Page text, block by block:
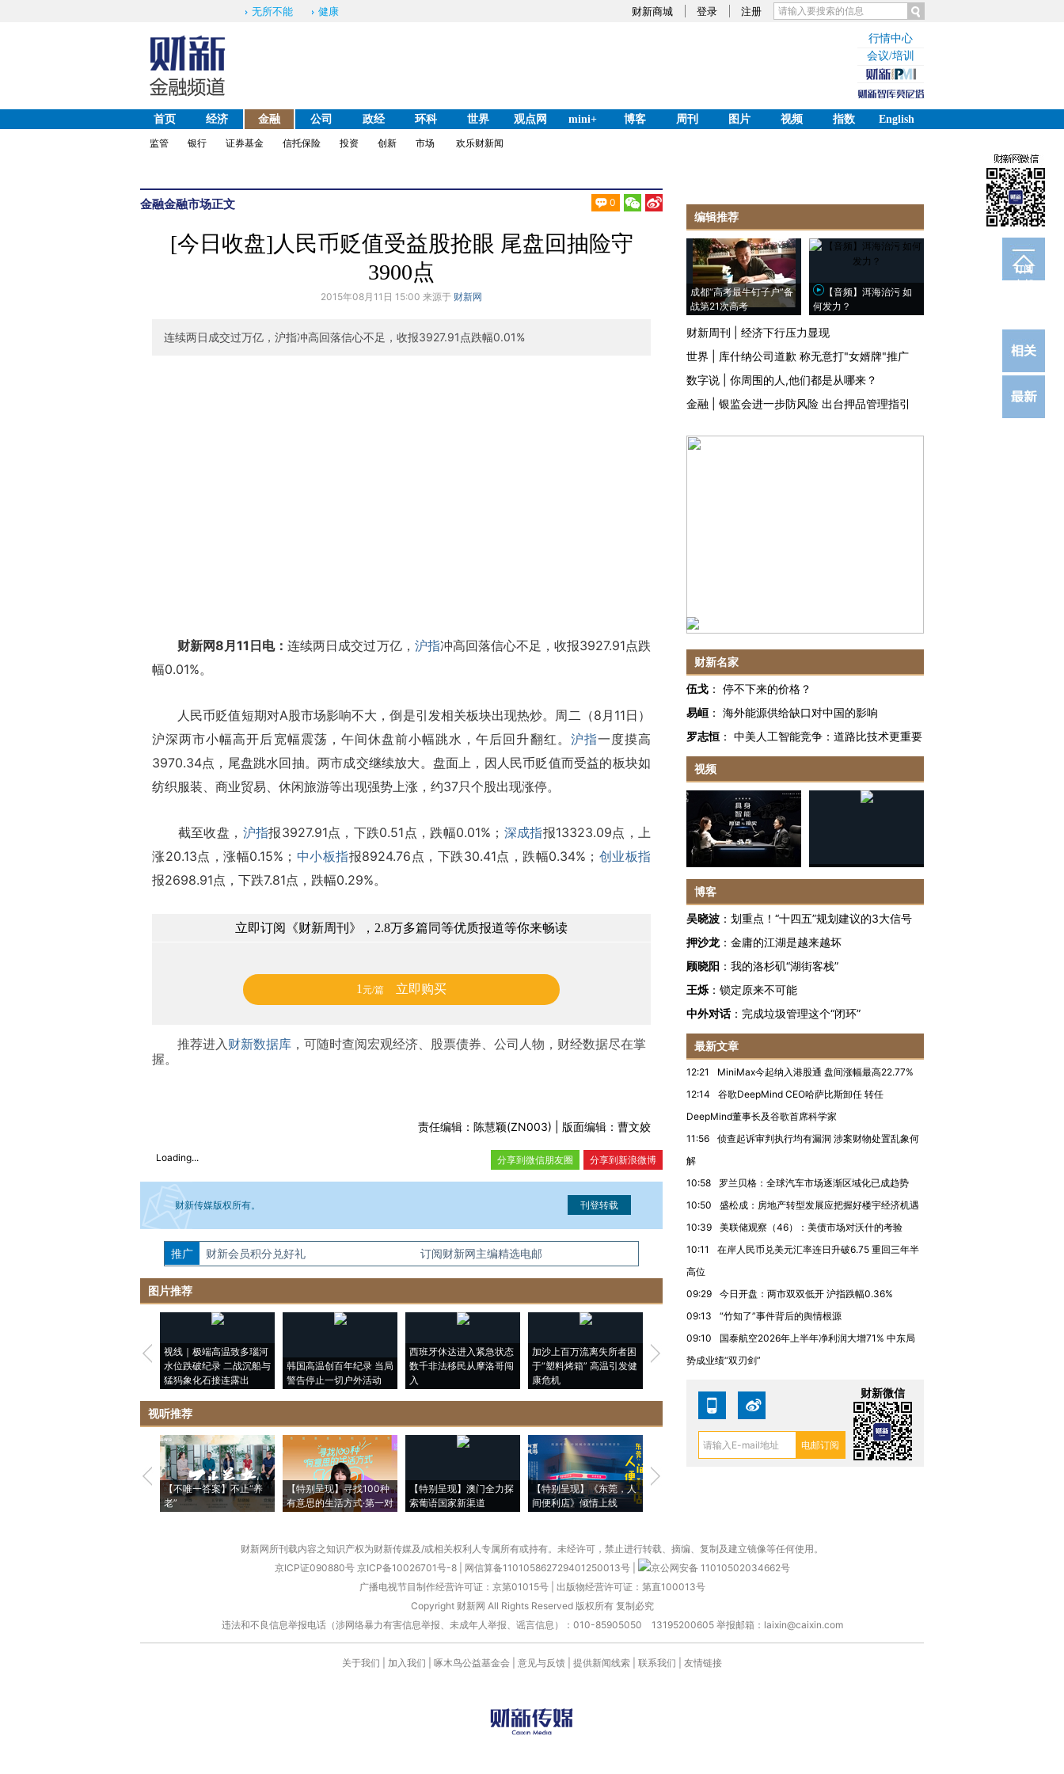
财新商城 登录 注册
无所不能 健康
行情中心
会议/培训
首页 经济 金融 公司 政经 环科 世界 观点网 mini+ 博客 周刊 图片 视频 指数
English
监管
银行 证券基金 信托保险 投资 创新 市场 欢乐财新闻
金融金融市场正文 0
订阅
电邮
[今日收盘]人民币贬值受益股抢眼 尾盘回抽险守
3900点
2015年08月11日 15:00 来源于 财新网
连续两日成交过万亿，沪指冲高回落信心不足，收报3927.91点跌幅0.01%
财新网8月11日电：连续两日成交过万亿， 沪指冲高回落信心不足，收报3927.91点跌
幅0.01%。
人民币贬值短期对A股市场影响不大，倒是引发相关板块出现热炒。周二（8月11日）
沪深两市小幅高开后宽幅震荡，午间休盘前小幅跳水，午后回升翻红。 沪指一度摸高
3970.34点，尾盘跳水回抽。两市成交继续放大。盘面上，因人民币贬值而受益的板块如
纺织服装、商业贸易、休闲旅游等出现强势上涨，约37只个股出现涨停。
截至收盘， 沪指报3927.91点，下跌0.51点，跌幅0.01%； 深成指报13323.09点，上
涨20.13点，涨幅0.15%； 中小板指报8924.76点，下跌30.41点，跌幅0.34%； 创业板指
报2698.91点，下跌7.81点，跌幅0.29%。
立即订阅《财新周刊》，2.8万多篇同等优质报道等你来畅读
1 元/篇 立即购买
推荐进入财新数据库 ，可随时查阅宏观经济、股票债券、公司人物，财经数据尽在掌
握。
责任编辑：陈慧颖(ZN003) | 版面编辑：曹文姣
Loading... 分享到新浪微博
分享到微信朋友圈
财新传媒版权所有。
如需刊登转载请点击右侧按钮，提交相关信息。经确认即可刊登转载。
推广 财新会员积分兑好礼 订阅财新网主编精选电邮
图片推荐
视线｜极端高温致多瑙河
水位跌破纪录 二战沉船与
猛犸象化石接连露出
韩国高温创百年纪录 当局
警告停止一切户外活动
西班牙休达进入紧急状态
数千非法移民从摩洛哥闯
入
加沙上百万流离失所者困
于“塑料烤箱” 高温引发健
康危机
马航飞行员跨国走私7万
粒摇头丸 尿检体内含3种
视听推荐
【不唯一答案】不止“养
老”
【特别呈现】寻找100种
有意思的生活方式·第一对
【特别呈现】澳门全力探
索葡语国家新渠道
【特别呈现】《东莞，人
间便利店》倾情上线
【推广】走进第四届链博
编辑推荐
成都“高考最牛钉子户”备
战第21次高考
【音频】洱海治污 如
何发力？
财新周刊
经济下行压力显现
世界
库什纳公司道歉 称无意打"女婿牌"推广
数字说
你周围的人,他们都是从哪来？
金融
银监会进一步防风险 出台押品管理指引
财新名家
伍戈 ： 停不下来的价格？
易峘 ： 海外能源供给缺口对中国的影响
罗志恒 ： 中美人工智能竞争：道路比技术更重要
视频
博客
吴晓波 ： 划重点！“十四五”规划建议的3大信号
押沙龙 ： 金庸的江湖是越来越坏
顾晓阳 ： 我的洛杉矶“湖街客栈”
王烁 ： 锁定原来不可能
中外对话： 完成垃圾管理这个“闭环”
最新文章
12:21
MiniMax今起纳入港股通 盘间涨幅最高22.77%
12:14
谷歌DeepMind CEO哈萨比斯卸任 转任
DeepMind董事长及谷歌首席科学家
11:56
侦查起诉审判执行均有漏洞 涉案财物处置乱象何
解
10:58
罗兰贝格：全球汽车市场逐渐区域化已成趋势
10:50
盛松成：房地产转型发展应把握好楼宇经济机遇
10:39
美联储观察（46）：美债市场对沃什的考验
10:11
在岸人民币兑美元汇率连日升破6.75 重回三年半
高位
09:29
今日开盘：两市双双低开 沪指跌幅0.36%
09:13
“竹知了”事件背后的舆情根源
09:10
国泰航空2026年上半年净利润大增71% 中东局
势成业绩“双刃剑”
财新微信
财新网所刊载内容之知识产权为财新传媒及/或相关权利人专属所有或持有。未经许可，禁止进行转载、摘编、复制及建立镜像等任何使用。
京ICP证090880号 京ICP备10026701号-8 网信算备110105862729401250013号
京公网安备 11010502034662号
广播电视节目制作经营许可证：京第01015号| 出版物经营许可证：第直100013号
Copyright 财新网 All Rights Reserved 版权所有 复制必究
违法和不良信息举报电话（涉网络暴力有害信息举报、未成年人举报、谣言信息）：010-85905050 13195200605 举报邮箱：laixin@caixin.com
关于我们 加入我们 啄木鸟公益基金会 意见与反馈 提供新闻线索 联系我们 友情链接